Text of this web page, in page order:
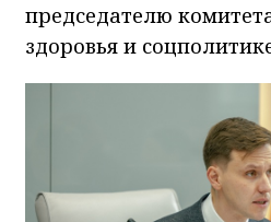
председателю
здоровья и